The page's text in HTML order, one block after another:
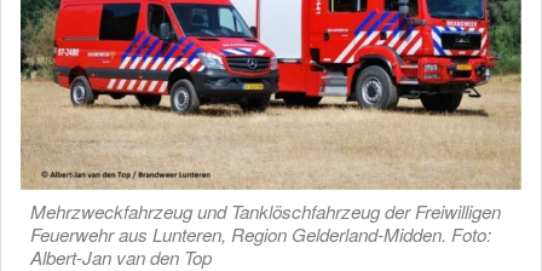
Mehrzweckfahrzeug und Tanklöschfahrzeug der Freiwilligen
Feuerwehr aus Lunteren, Region Gelderland-Midden. Foto:
Albert-Jan van den Top